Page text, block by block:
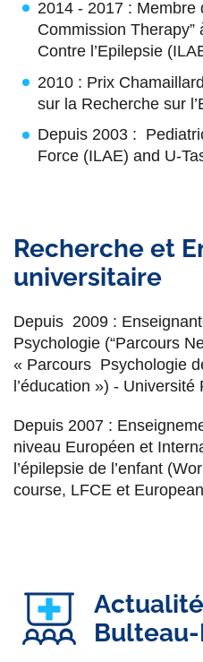
2014 - 2017 : Membre
Commission
Contre l’Epilepsie
2010 : Prix
sur la Recherche sur
Depuis 2003 :
Force (ILAE) and U-
Recherche et
universitaire
Depuis 2009 :
Psychologie (“Parcours
« Parcours Psychologie
l’éducation ») - Université
Depuis 2007 :
niveau Européen et
l’épilepsie de l’enfant
course, LFCE et